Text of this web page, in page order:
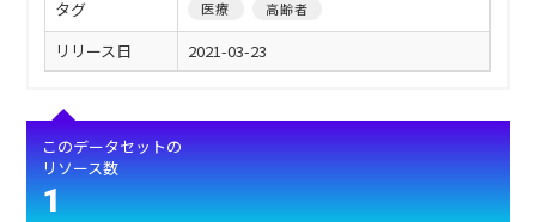
タグ
医療 高齢者
リリース日 2021-03-23
このデータセットの
リソース数
1